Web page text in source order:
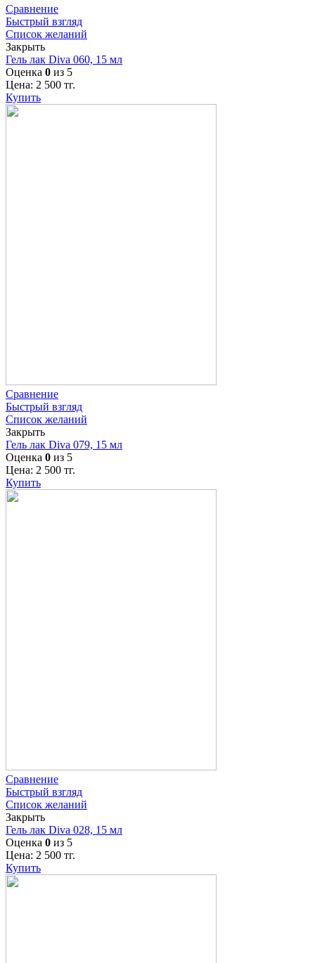
Сравнение
Быстрый взгляд
Список желаний
Закрыть
Гель лак Diva 060, 15 мл
Оценка 0 из 5
Цена: 2 500 тг.
Купить
Сравнение
Быстрый взгляд
Список желаний
Закрыть
Гель лак Diva 079, 15 мл
Оценка 0 из 5
Цена: 2 500 тг.
Купить
Сравнение
Быстрый взгляд
Список желаний
Закрыть
Гель лак Diva 028, 15 мл
Оценка 0 из 5
Цена: 2 500 тг.
Купить